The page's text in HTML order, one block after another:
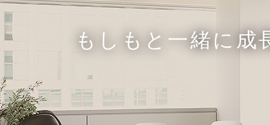
もしもと一緒に成